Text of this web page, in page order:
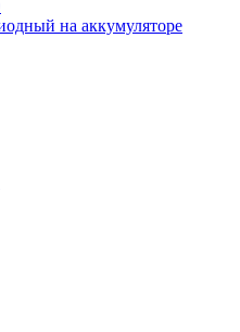
на аккумуляторе